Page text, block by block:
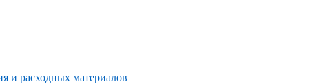
и расходных материалов